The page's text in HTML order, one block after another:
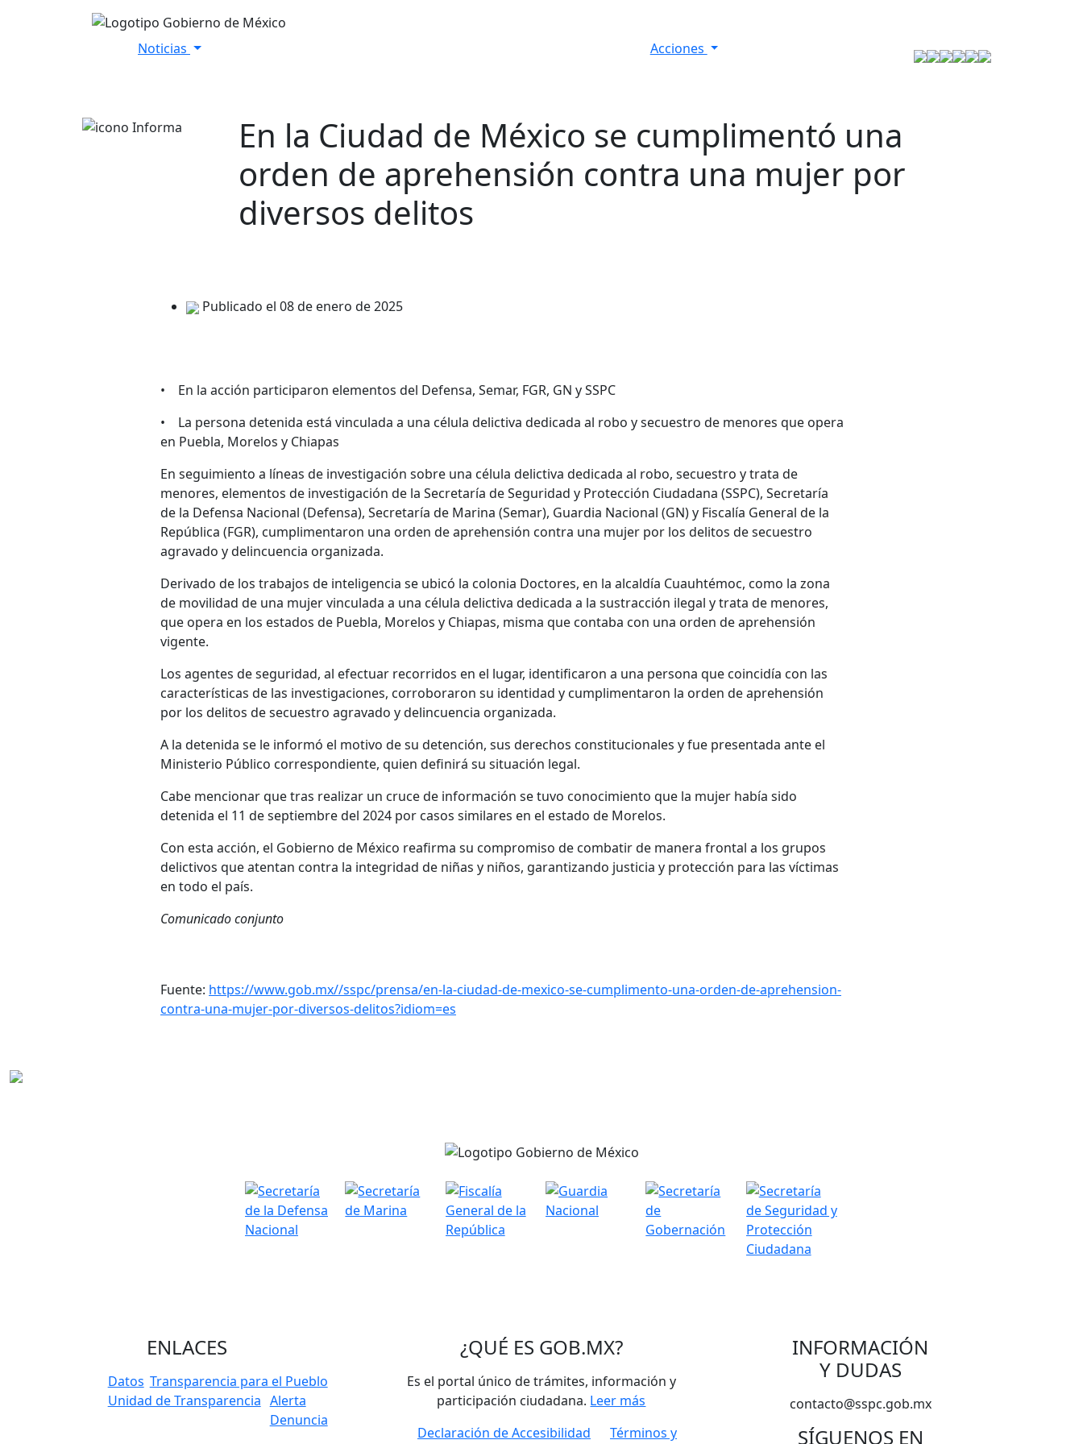
Noticias Acciones
En la Ciudad de México se cumplimentó una
orden de aprehensión contra una mujer por
diversos delitos
Publicado el 08 de enero de 2025
• En la acción participaron elementos del Defensa, Semar, FGR, GN y SSPC
• La persona detenida está vinculada a una célula delictiva dedicada al robo y secuestro de menores que opera
en Puebla, Morelos y Chiapas
En seguimiento a líneas de investigación sobre una célula delictiva dedicada al robo, secuestro y trata de
menores, elementos de investigación de la Secretaría de Seguridad y Protección Ciudadana (SSPC), Secretaría
de la Defensa Nacional (Defensa), Secretaría de Marina (Semar), Guardia Nacional (GN) y Fiscalía General de la
República (FGR), cumplimentaron una orden de aprehensión contra una mujer por los delitos de secuestro
agravado y delincuencia organizada.
Derivado de los trabajos de inteligencia se ubicó la colonia Doctores, en la alcaldía Cuauhtémoc, como la zona
de movilidad de una mujer vinculada a una célula delictiva dedicada a la sustracción ilegal y trata de menores,
que opera en los estados de Puebla, Morelos y Chiapas, misma que contaba con una orden de aprehensión
vigente.
Los agentes de seguridad, al efectuar recorridos en el lugar, identificaron a una persona que coincidía con las
características de las investigaciones, corroboraron su identidad y cumplimentaron la orden de aprehensión
por los delitos de secuestro agravado y delincuencia organizada.
A la detenida se le informó el motivo de su detención, sus derechos constitucionales y fue presentada ante el
Ministerio Público correspondiente, quien definirá su situación legal.
Cabe mencionar que tras realizar un cruce de información se tuvo conocimiento que la mujer había sido
detenida el 11 de septiembre del 2024 por casos similares en el estado de Morelos.
Con esta acción, el Gobierno de México reafirma su compromiso de combatir de manera frontal a los grupos
delictivos que atentan contra la integridad de niñas y niños, garantizando justicia y protección para las víctimas
en todo el país.
Comunicado conjunto
Fuente: https://www.gob.mx//sspc/prensa/en-la-ciudad-de-mexico-se-cumplimento-una-orden-de-aprehension-
contra-una-mujer-por-diversos-delitos?idiom=es
ENLACES
Datos Transparencia para el Pueblo
Unidad de Transparencia Alerta
Denuncia
¿QUÉ ES GOB.MX?
Es el portal único de trámites, información y
participación ciudadana. Leer más
Declaración de Accesibilidad
Términos y
INFORMACIÓN
Y DUDAS
contacto@sspc.gob.mx
SÍGUENOS EN